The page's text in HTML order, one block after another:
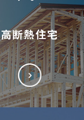
高断熱住宅